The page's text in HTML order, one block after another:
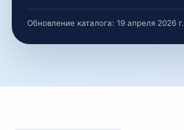
Обновление каталога: 19 апреля 2026 г.